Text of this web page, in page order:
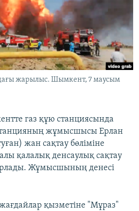
жарылыс. Шымкент, 7 маусым
газ құю станциясында
жұмысшысы Ерлан
жан сақтау бөліміне
қалалық денсаулық сақтау
Жұмысшының денесі
қызметіне "Мұраз"